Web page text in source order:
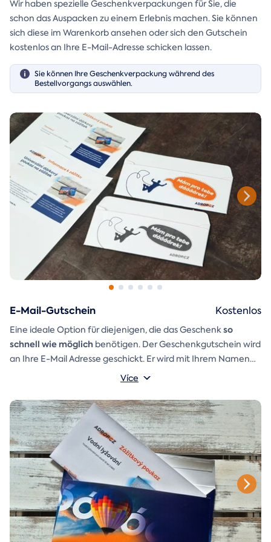
Wir haben spezielle Geschenkverpackungen für Sie, die
schon das Auspacken zu einem Erlebnis machen. Sie können
sich diese im Warenkorb ansehen oder sich den Gutschein
kostenlos an Ihre E-Mail-Adresse schicken lassen.
Sie können Ihre Geschenkverpackung während des
Bestellvorgangs auswählen.
E-Mail-Gutschein
Eine ideale Option für diejenigen, die das Geschenkso
schnell wie möglich benötigen. Der Geschenkgutschein wird
an Ihre E-Mail Adresse geschickt. Er wird mit Ihrem Namen
und einer Aufschrift versehen, die Sie selbst schreiben
ausschneiden und zusammenkleben können, ist ebenfalls in
der E-Mail enthalten.
Více
Kostenlos